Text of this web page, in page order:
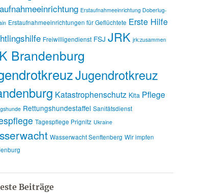
Erstaufnahmeeinrichtung Doberlug-
Erstaufnahmeeinrichtungen für Geflüchtete Erste Hilfe
Freiwilligendienst FSJ JRK jrk:zusammen
Brandenburg
Jugendrotkreuz
Katastrophenschutz Kita Pflege
Rettungshundestaffel Sanitätsdienst
Tagespflege Prignitz Ukraine
Wasserwacht Senftenberg Wir impfen
Beiträge